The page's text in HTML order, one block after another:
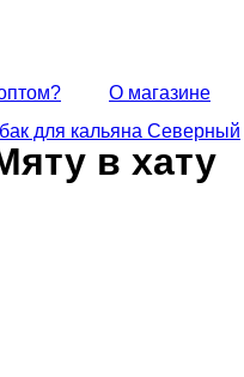
О магазине
для кальяна Северный
в хату